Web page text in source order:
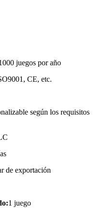
juegos por año
CE, etc.
según los requisitos
de exportación
1 juego